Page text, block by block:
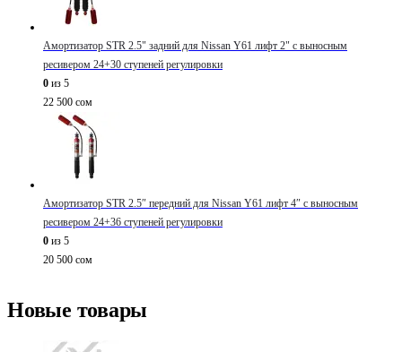
Амортизатор STR 2.5" задний для Nissan Y61 лифт 2" с выносным
ресивером 24+30 ступеней регулировки
0 из 5
22 500 сом
Амортизатор STR 2.5″ передний для Nissan Y61 лифт 4″ с выносным
ресивером 24+36 ступеней регулировки
0 из 5
20 500 сом
Новые товары